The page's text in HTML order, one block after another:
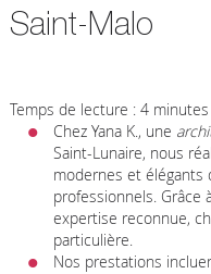
Saint-Malo
Temps de lecture : 4 minutes
Chez Yana K., une
Saint-Lunaire, nous
modernes et élégants
professionnels. Grâce
expertise reconnue,
particulière.
Nos prestations